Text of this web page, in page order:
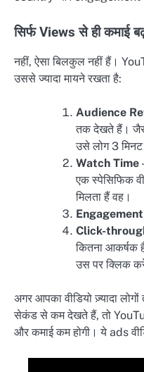
सिर्फ Views से ही कमाई
नहीं, ऐसा बिलकुल नहीं हैं।
उससे ज्यादा मायने रखता है:
Audience
तक देखते हैं। जैसे
उसे लोग 3
Watch Time
एक स्पेसिफिक
मिलता हैं वह।
Engagement
Click-
कितना आकर्षक
उस पर क्लिक
अगर आपका वीडियो ज़्यादा
सेकंड से कम देखते हैं, तो
और कमाई कम होगी। ये ads